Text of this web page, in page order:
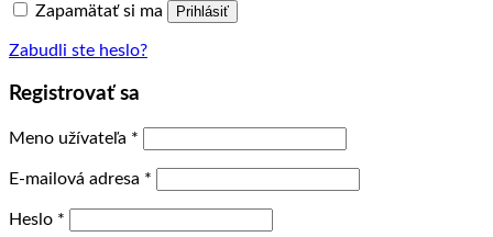
Zapamätať si ma Prihlásiť
Zabudli ste heslo?
Registrovať sa
Meno užívateľa *
E-mailová adresa *
Heslo *